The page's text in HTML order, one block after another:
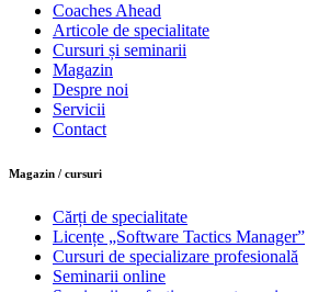
Coaches Ahead
Articole de specialitate
Cursuri și seminarii
Magazin
Despre noi
Servicii
Contact
Magazin / cursuri
Cărți de specialitate
Licențe „Software Tactics Manager”
Cursuri de specializare profesională
Seminarii online